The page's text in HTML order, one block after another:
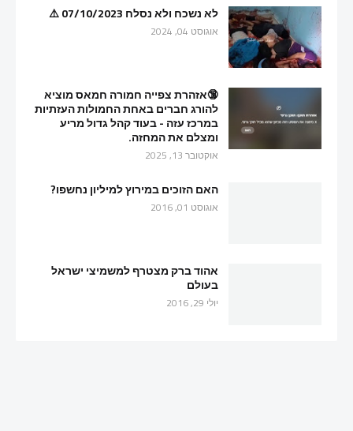
לא נשכח ולא נסלח 07/10/2023 ⚠️
אוגוסט 04, 2024
🔞אזהרת צפייה חמורה חמאס מוציא
להורג חברים באחת החמולות העזתיות
במרכז עזה - בעוד קהל גדול מריע
ומצלם את המחזה.
אוקטובר 13, 2025
האם הזוכים במירוץ למיליון נחשפו?
אוגוסט 01, 2016
אהוד ברק מצטרף למשמיצי ישראל
בעולם
יולי 29, 2016